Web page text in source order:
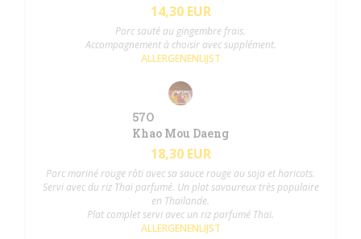
14,30 EUR
Porc sauté au gingembre frais.
Accompagnement à choisir avec supplément.
ALLERGENENLIJST
57O
Khao Mou Daeng
18,30 EUR
Porc mariné rouge rôti avec sa sauce rouge au soja et haricots.
Servi avec du riz Thaï parfumé. Un plat savoureux très populaire
en Thaïlande.
Plat complet servi avec un riz parfumé Thaï.
ALLERGENENLIJST